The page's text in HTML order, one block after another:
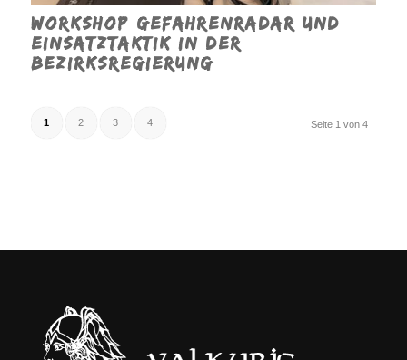
Workshop Gefahrenradar und
Einsatztaktik in der
Bezirksregierung
Seite 1 von 4
1 2 3 4